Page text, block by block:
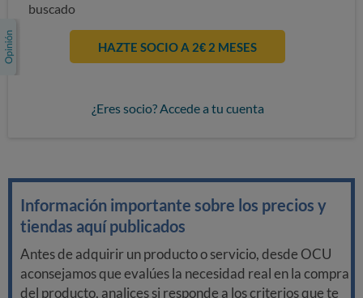
buscado
HAZTE SOCIO A 2€ 2 MESES
¿Eres socio? Accede a tu cuenta
Información importante sobre los precios y
tiendas aquí publicados
Antes de adquirir un producto o servicio, desde OCU
aconsejamos que evalúes la necesidad real en la compra
del producto, analices si responde a los criterios que te